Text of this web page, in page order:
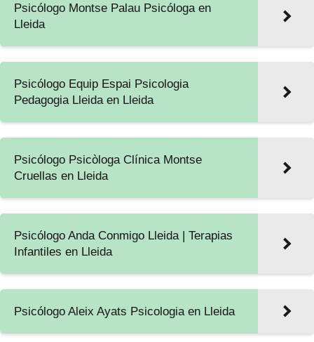
Psicólogo Montse Palau Psicóloga en
Lleida
Psicólogo Equip Espai Psicologia
Pedagogia Lleida en Lleida
Psicólogo Psicòloga Clínica Montse
Cruellas en Lleida
Psicólogo Anda Conmigo Lleida | Terapias
Infantiles en Lleida
Psicólogo Aleix Ayats Psicologia en Lleida